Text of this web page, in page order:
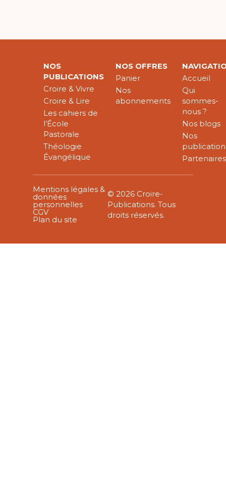
NOS
PUBLICATIONS
Croire & Vivre
Croire & Lire
Les cahiers de
l’École
Pastorale
Théologie
Évangélique
NOS OFFRES
Panier
Nos
abonnements
Accueil
Qui
sommes-
nous ?
Nos blogs
Nos
Partenaires
Mentions légales &
données
personnelles
CGV
Plan du site
© 2026 Croire-
Publications. Tous
droits réservés.